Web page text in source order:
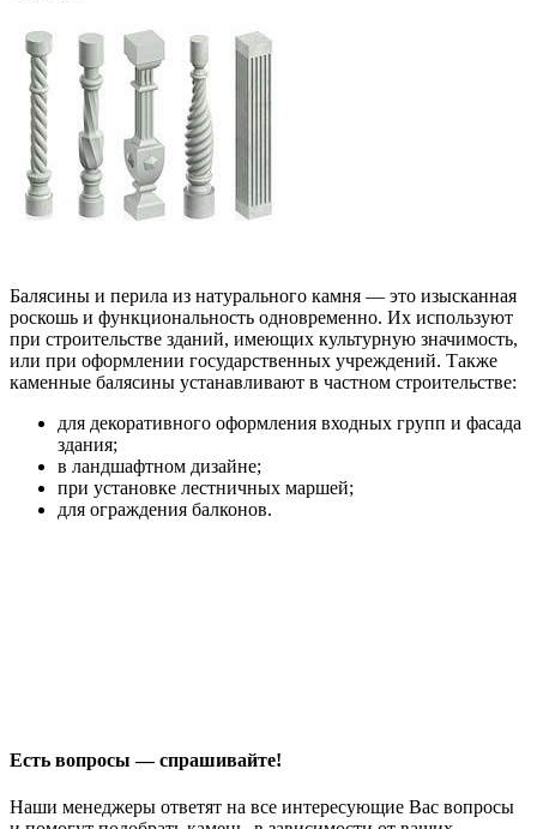
Балясины и перила из натурального камня — это изысканная
роскошь и функциональность одновременно. Их используют
при строительстве зданий, имеющих культурную значимость,
или при оформлении государственных учреждений. Также
каменные балясины устанавливают в частном строительстве:
для декоративного оформления входных групп и фасада
здания;
в ландшафтном дизайне;
при установке лестничных маршей;
для ограждения балконов.
Есть вопросы — спрашивайте!
Наши менеджеры ответят на все интересующие Вас вопросы